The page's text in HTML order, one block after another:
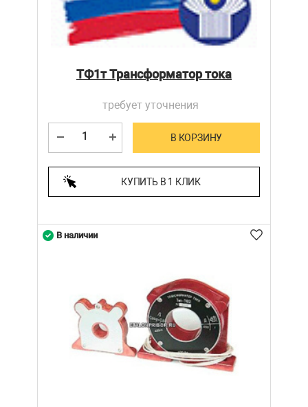
ТФ1т Трансформатор тока
требует уточнения
В КОРЗИНУ
КУПИТЬ В 1 КЛИК
В наличии